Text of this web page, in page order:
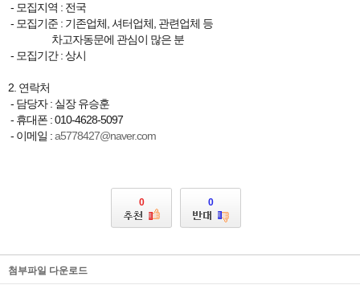
- 모집지역 : 전국
- 모집기준 : 기존업체, 셔터업체, 관련업체 등
차고자동문에 관심이 많은 분
- 모집기간 : 상시
2. 연락처
- 담당자 : 실장 유승훈
- 휴대폰 : 010-4628-5097
- 이메일 :a5778427@naver.com
0 0
첨부파일 다운로드